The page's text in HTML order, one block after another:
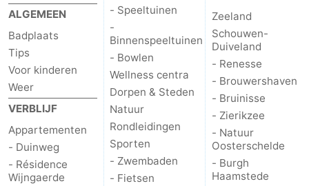
&
doen
Bezienswaardigheden
-
Musea
-
Monumenten
-
Vuurtorens
Uitkijkpunten
Attracties
ALGEMEEN
Badplaats
Tips
Voor kinderen
Weer
VERBLIJF
Appartementen
- Duinweg
- Résidence
Wijngaerde
- Speeltuinen
-
Binnenspeeltuinen
- Bowlen
Wellness centra
Dorpen & Steden
Natuur
Rondleidingen
Sporten
- Zwembaden
- Fietsen
Zeeland
Schouwen-
Duiveland
- Renesse
- Brouwershaven
- Bruinisse
- Zierikzee
- Natuur
Oosterschelde
- Burgh
Haamstede